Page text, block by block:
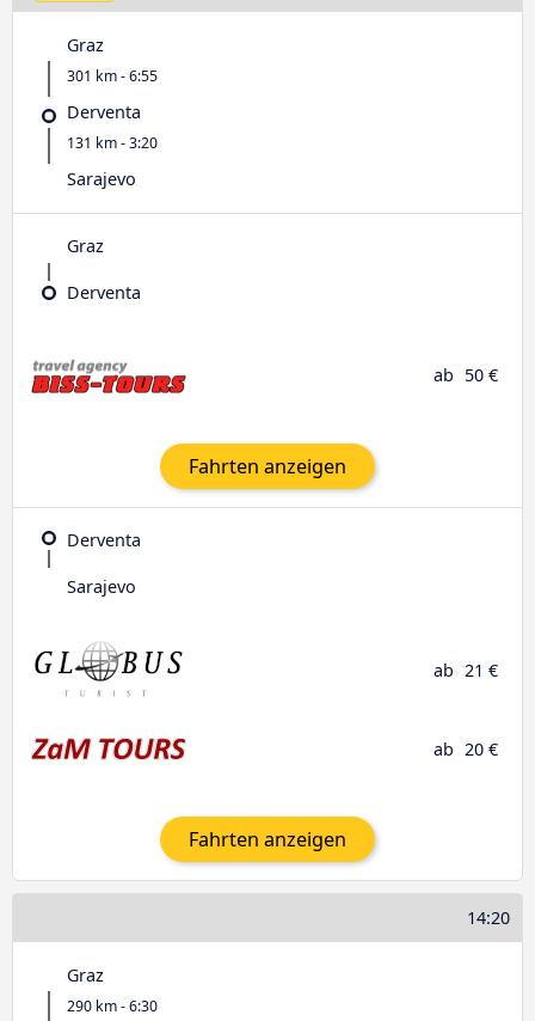
Graz
301 km - 6:55
Derventa
131 km - 3:20
Sarajevo
Graz
Derventa
ab 50 €
Fahrten anzeigen
Derventa
Sarajevo
ab 21 €
ab 20 €
Fahrten anzeigen
14:20
Graz
290 km - 6:30